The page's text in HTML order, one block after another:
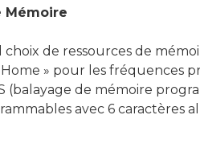
Mémoire
de ressources de
» pour les fréquences
(balayage de mémoire
avec 6 caractères